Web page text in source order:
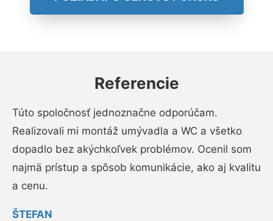
Referencie
Túto spoločnosť jednoznačne odporúčam.
Realizovali mi montáž umývadla a WC a všetko
dopadlo bez akýchkoľvek problémov. Ocenil som
najmä prístup a spôsob komunikácie, ako aj kvalitu
a cenu.
ŠTEFAN